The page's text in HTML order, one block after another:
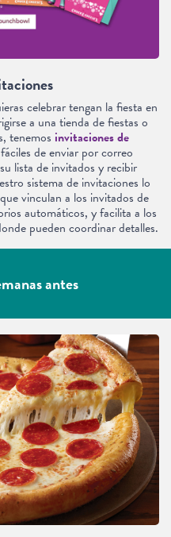
celebrar tengan la fiesta en
a una tienda de fiestas o
tenemos invitaciones de
de enviar por correo
lista de invitados y recibir
sistema de invitaciones lo
vinculan a los invitados de
automáticos, y facilita a los
pueden coordinar detalles.
antes